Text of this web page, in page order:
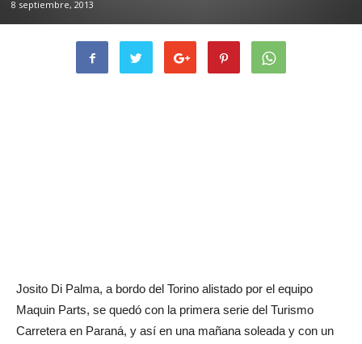
8 septiembre, 2013
Josito Di Palma, a bordo del Torino alistado por el equipo
Maquin Parts, se quedó con la primera serie del Turismo
Carretera en Paraná, y así en una mañana soleada y con un